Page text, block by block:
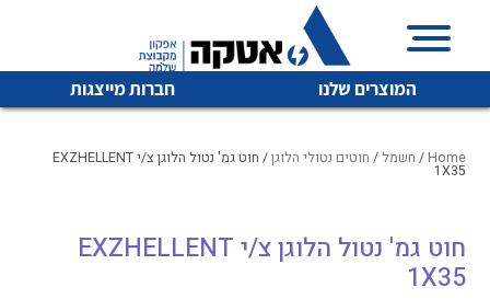
המוצרים שלנו חברות מייצגות
איכות | שרות | זמינות
אטקה בע”מ היא החברה הגדולה והמובילה בישראל בשיווק
לכל מוצרי היצרן לכל מוצרי היצרן
Home
/ חשמל / חוטים נטולי הלוגן / חוט גמ' נטול הלוגן צ/י EXZHELLENT
1X35
חוט גמ' נטול הלוגן צ/י EXZHELLENT
1X35